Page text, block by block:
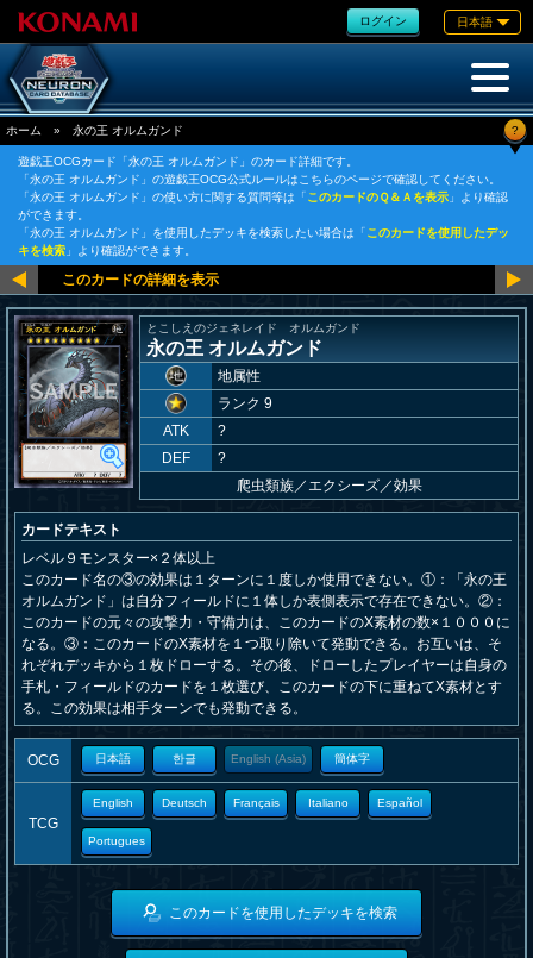
ログイン 日本語
ホーム » 永の王 オルムガンド ?
遊戯王OCGカード「永の王 オルムガンド」のカード詳細です。
「永の王 オルムガンド」の遊戯王OCG公式ルールはこちらのページで確認してください。
「永の王 オルムガンド」の使い方に関する質問等は「このカードのＱ＆Ａを表示 」より確認
ができます。
「永の王 オルムガンド」を使用したデッキを検索したい場合は「このカードを使用したデッ
キを検索 」より確認ができます。
とこしえのジェネレイド オルムガンド
永の王 オルムガンド
地属性
ランク 9
ATK
?
DEF
?
爬虫類族／エクシーズ／効果
カードテキスト
レベル９モンスター×２体以上
このカード名の③の効果は１ターンに１度しか使用できない。①：「永の王
オルムガンド」は自分フィールドに１体しか表側表示で存在できない。②：
このカードの元々の攻撃力・守備力は、このカードのX素材の数×１０００に
なる。③：このカードのX素材を１つ取り除いて発動できる。お互いは、そ
れぞれデッキから１枚ドローする。その後、ドローしたプレイヤーは自身の
手札・フィールドのカードを１枚選び、このカードの下に重ねてX素材とす
る。この効果は相手ターンでも発動できる。
OCG 日本語 한글 English (Asia) 簡体字
TCG
English Deutsch Français Italiano Español
Portugues
このカードを使用したデッキを検索